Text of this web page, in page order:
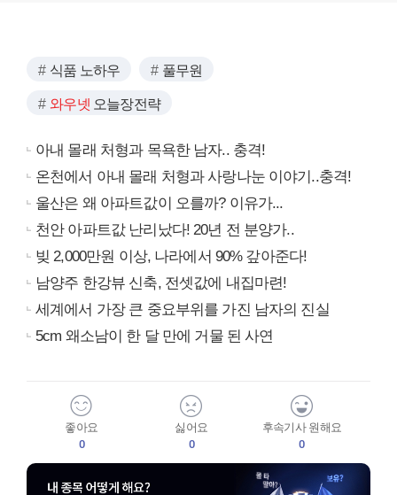
식품 노하우 풀무원
와우넷 오늘장전략
아내 몰래 처형과 목욕한 남자.. 충격!
온천에서 아내 몰래 처형과 사랑나눈 이야기..충격!
울산은 왜 아파트값이 오를까? 이유가...
천안 아파트값 난리났다! 20년 전 분양가..
빚 2,000만원 이상, 나라에서 90% 갚아준다!
남양주 한강뷰 신축, 전셋값에 내집마련!
세계에서 가장 큰 중요부위를 가진 남자의 진실
5cm 왜소남이 한 달 만에 거물 된 사연
좋아요
0
싫어요
0
후속기사 원해요
0